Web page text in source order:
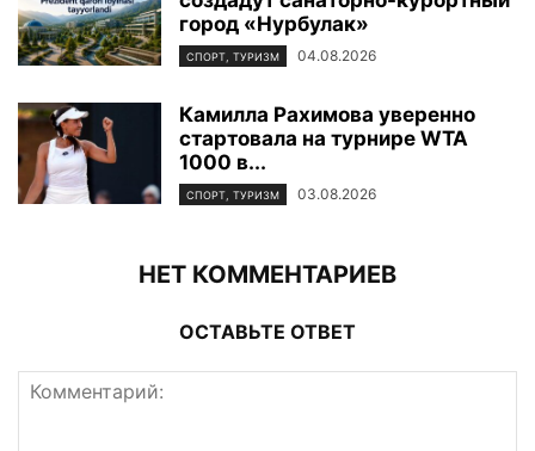
город «Нурбулак»
СПОРТ, ТУРИЗМ 04.08.2026
Камилла Рахимова уверенно
стартовала на турнире WTA
1000 в...
СПОРТ, ТУРИЗМ 03.08.2026
НЕТ КОММЕНТАРИЕВ
ОСТАВЬТЕ ОТВЕТ